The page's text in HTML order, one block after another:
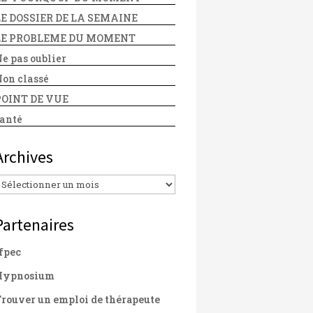
DOSSIER DE LA SEMAINE
PROBLEME DU MOMENT
pas oublier
classé
DE VUE
un emploi de thérapeute